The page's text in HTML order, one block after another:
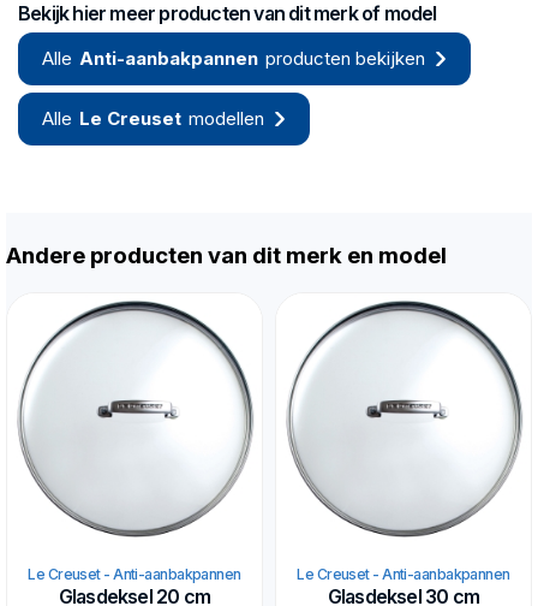
Bekijk hier meer producten van dit merk of model
Alle Anti-aanbakpannen producten bekijken
Alle Le Creuset modellen
Andere producten van dit merk en model
Le Creuset - Anti-aanbakpannen
Glasdeksel 20 cm
Le Creuset - Anti-aanbakpannen
Glasdeksel 30 cm